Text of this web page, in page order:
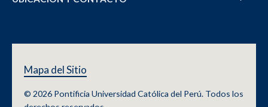
© 2026 Pontificia Universidad Católica del Perú. Todos los
Mapa del Sitio